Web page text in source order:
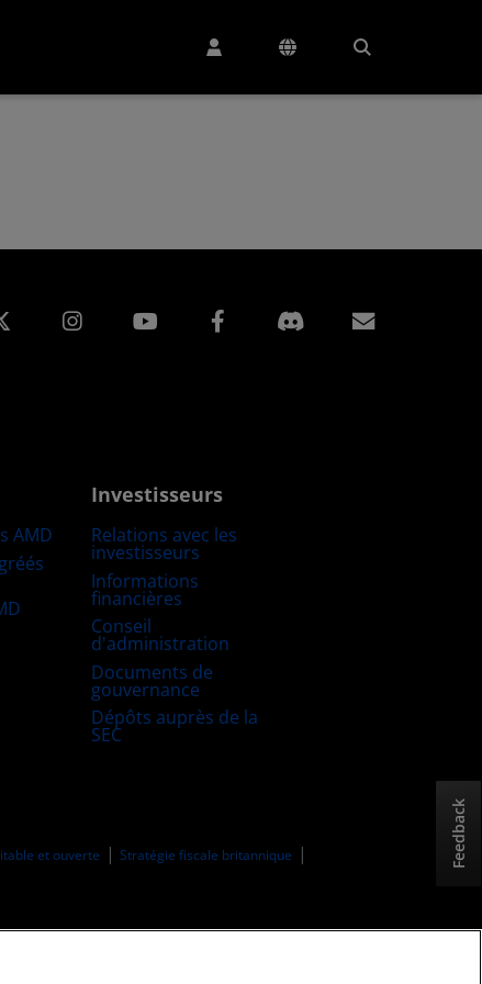
Instagram Facebook
AMD
Investisseurs
Relations avec les
investisseurs
Informations
financières
Conseil
d'administration
Documents de
gouvernance
Dépôts auprès de la
SEC
et ouverte
Stratégie fiscale britannique
Feedback